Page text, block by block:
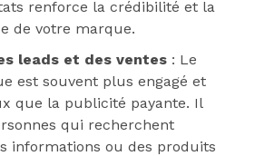
renforce la crédibilité et la
de votre marque.
leads et des ventes: Le
est souvent plus engagé et
que la publicité payante. Il
qui recherchent
informations ou des produits